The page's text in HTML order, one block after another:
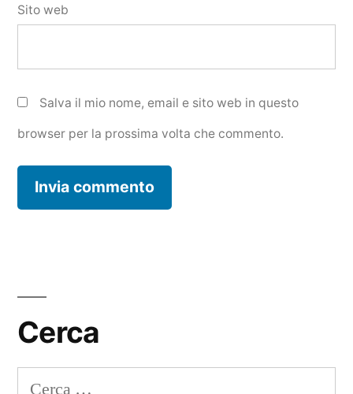
Sito web
Salva il mio nome, email e sito web in questo
browser per la prossima volta che commento.
Cerca
Ricerca